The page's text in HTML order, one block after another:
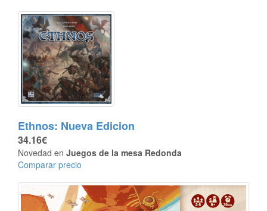
Ethnos: Nueva Edicion
34.16€
Novedad en Juegos de la mesa Redonda
Comparar precio